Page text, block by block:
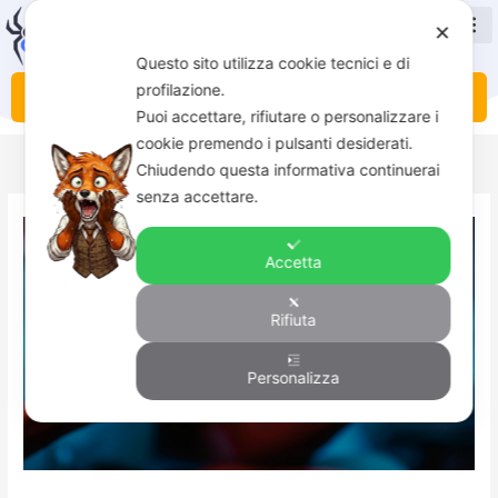
Vai
al
contenuto
PROMO DI BENVENUTO
✕
Questo sito utilizza cookie tecnici e di
profilazione.
Puoi accettare, rifiutare o personalizzare i
cookie premendo i pulsanti desiderati.
Chiudendo questa informativa continuerai
senza accettare.
Accetta
Rifiuta
Personalizza